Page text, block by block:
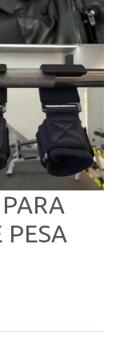
PESA